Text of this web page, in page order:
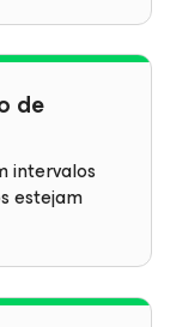
de
intervalos
estejam